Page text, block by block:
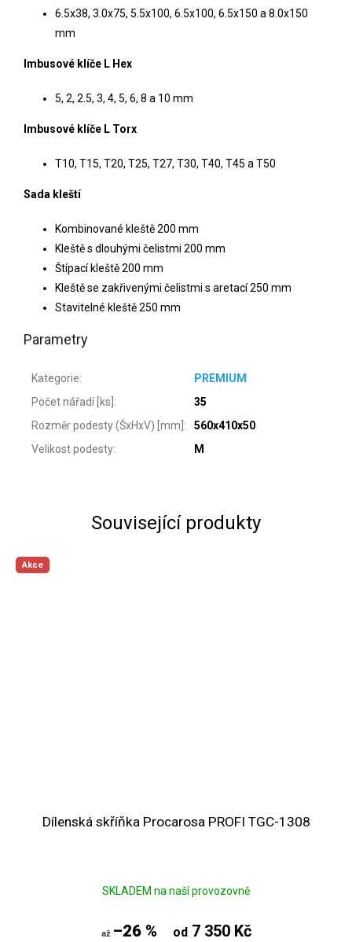
6.5x38, 3.0x75, 5.5x100, 6.5x100, 6.5x150 a 8.0x150
mm
Imbusové klíče L Hex
5, 2, 2.5, 3, 4, 5, 6, 8 a 10 mm
Imbusové klíče L Torx
T10, T15, T20, T25, T27, T30, T40, T45 a T50
Sada kleští
Kombinované kleště 200 mm
Kleště s dlouhými čelistmi 200 mm
Štípací kleště 200 mm
Kleště se zakřivenými čelistmi s aretací 250 mm
Stavitelné kleště 250 mm
Parametry
Kategorie:
PREMIUM
Počet nářadí [ks]:
35
Rozměr podesty (ŠxHxV) [mm]:
560x410x50
Velikost podesty: M
Související produkty
Akce
Dílenská skříňka Procarosa PROFI TGC-1308
SKLADEM na naší provozovně
až –26 % od7 350 Kč